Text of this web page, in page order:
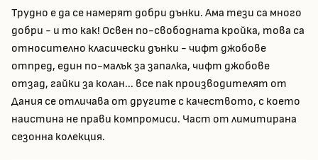
Трудно е да се намерят добри дънки. Ама тези са много
добри - и то как! Освен по-свободната кройка, това са
относително класически дънки - чифт джобове
отпред, един по-малък за запалка, чифт джобове
отзад, гайки за колан... все пак производителят от
Дания се отличава от другите с качеството, с което
наистина не прави компромиси. Част от лимитирана
сезонна колекция.